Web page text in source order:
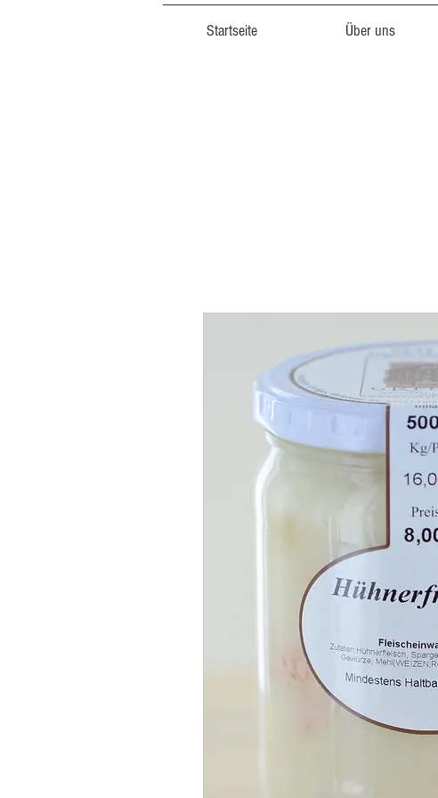
Startseite Über uns